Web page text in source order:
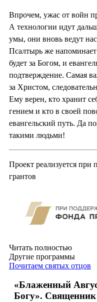
Впрочем, ужас от войн
А технологии идут
умы, они вновь ведут
Псалтырь же
будет за Богом, и
подтверждение. Самая
за Христом,
Ему верен, кто хранит
гением и кто в своей
евангельский путь. Да
такими людьми!
Проект реализуется при
грантов
Читать полностью
Другие программы
Почитаем святых отцов
«Блаженный
Богу».